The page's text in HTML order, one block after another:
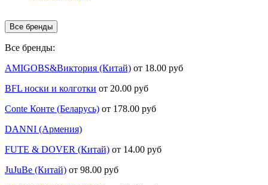
Все бренды
Все бренды:
AMIGOBS&Виктория (Китай) от 18.00 руб
BFL носки и колготки от 20.00 руб
Conte Конте (Беларусь) от 178.00 руб
DANNI (Армения)
FUTE & DOVER (Китай) от 14.00 руб
JuJuBe (Китай) от 98.00 руб